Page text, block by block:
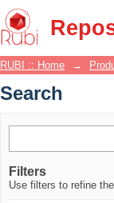
Search
RUBI :: Home →
Search
Filters
Use filters to refine